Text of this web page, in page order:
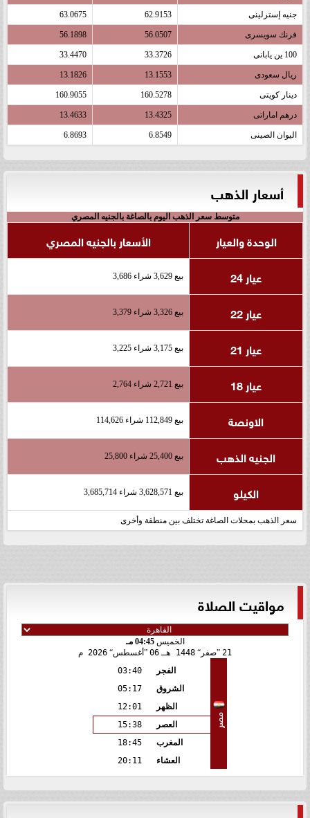
جنيه إسترلينى 62.9153
63.0675
فرنك سويسرى 56.0507
56.1898
100 ين يابانى 33.3726
33.4470
ريال سعودى 13.1553
13.1826
دينار كويتى 160.5278
160.9055
درهم اماراتى 13.4325
13.4633
اليوان الصينى 6.8549
6.8693
أسعار الذهب
متوسط سعر الذهب اليوم بالصاغة بالجنيه المصري
الوحدة والعيار
الأسعار بالجنيه المصري
عيار 24
بيع 3,629 شراء 3,686
عيار 22 بيع 3,326 شراء 3,379
عيار 21 بيع 3,175 شراء 3,225
عيار 18 بيع 2,721 شراء 2,764
الاونصة بيع 112,849 شراء 114,626
الجنيه الذهب بيع 25,400 شراء 25,800
الكيلو بيع 3,628,571 شراء 3,685,714
سعر الذهب بمحلات الصاغة تختلف بين منطقة وأخرى
مواقيت الصلاة
الخميس04:45 مـ
21 صفر 1448 هـ 06 أغسطس 2026 م
مصر
الفجر
03:40
الشروق
05:17
الظهر
12:01
العصر
15:38
المغرب
18:45
العشاء
20:11